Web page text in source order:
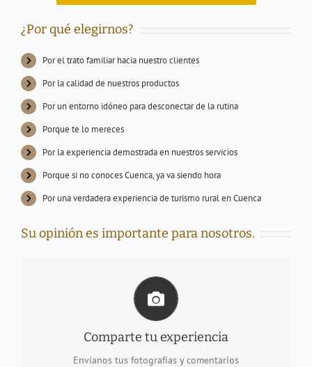
¿Por qué elegirnos?
Por el trato familiar hacia nuestro clientes
Por la calidad de nuestros productos
Por un entorno idóneo para desconectar de la rutina
Porque te lo mereces
Por la experiencia demostrada en nuestros servicios
Porque si no conoces Cuenca, ya va siendo hora
Por una verdadera experiencia de turismo rural en Cuenca
Su opinión es importante para nosotros.
Comparte tu experiencia
Envíanos tus fotografías y comentarios
PUEDE ENVIARNOS SUS FOTOGRAFÍAS Y
COMENTARIOS DE SU EXPERIENCIA
Imágenes y comentarios del entorno, de nuestras casas
rurales, paisajes y senderos. Todo lo relacionado con sus
actividades de turismo rural en Palomera. Si nos enviáis
vuestras fotos a hostallanoguera@gmail.com las